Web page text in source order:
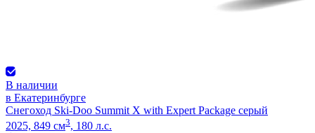
В наличии
в Екатеринбурге
Снегоход Ski-Doo Summit X with Expert Package серый
2025, 849 см3, 180 л.с.